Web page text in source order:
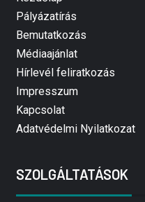
Pályázatírás
Bemutatkozás
Médiaajánlat
Hírlevél feliratkozás
Impresszum
Kapcsolat
Adatvédelmi Nyilatkozat
SZOLGÁLTATÁSOK